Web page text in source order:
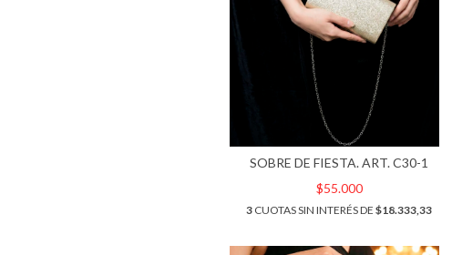
SOBRE DE FIESTA. ART. C30-1
$55.000
3 CUOTAS SIN INTERÉS DE$18.333,33